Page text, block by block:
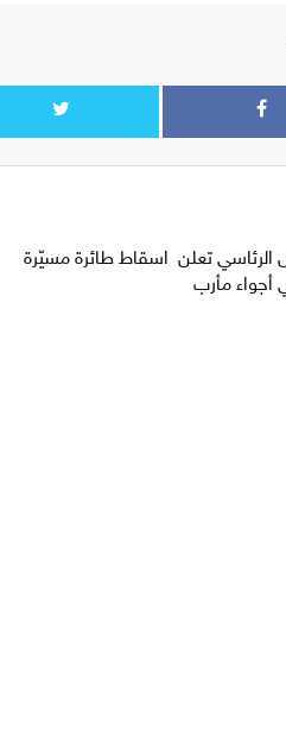
تعلن اسقاط طائرة مسيّرة
أجواء مأرب